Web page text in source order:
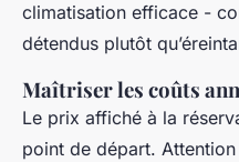
climatisation efficace -
détendus plutôt
Maîtriser les coûts
Le prix affiché à la
point de départ.